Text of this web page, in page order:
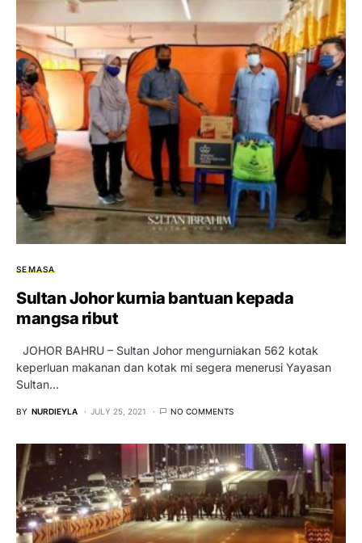
SEMASA
Sultan Johor kurnia bantuan kepada
mangsa ribut
JOHOR BAHRU – Sultan Johor mengurniakan 562 kotak
keperluan makanan dan kotak mi segera menerusi Yayasan
Sultan…
BY NURDIEYLA JULY 25, 2021 NO COMMENTS